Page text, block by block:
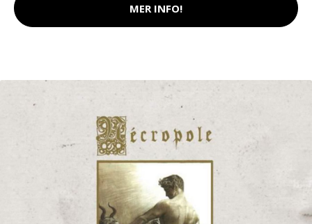
MER INFO!